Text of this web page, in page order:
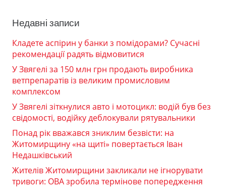
Недавні записи
Кладете аспірин у банки з помідорами? Сучасні
рекомендації радять відмовитися
У Звягелі за 150 млн грн продають виробника
ветпрепаратів із великим промисловим
комплексом
У Звягелі зіткнулися авто і мотоцикл: водій був без
свідомості, водійку деблокували рятувальники
Понад рік вважався зниклим безвісти: на
Житомирщину «на щиті» повертається Іван
Недашківський
Жителів Житомирщини закликали не ігнорувати
тривоги: ОВА зробила термінове попередження